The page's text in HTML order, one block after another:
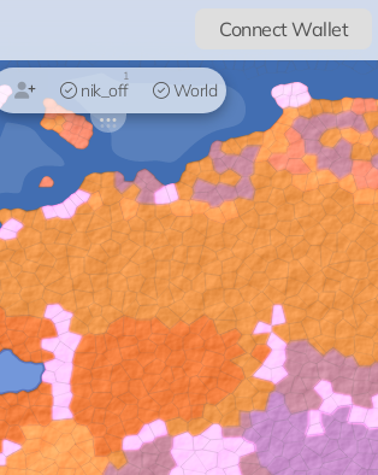
Connect Wallet
nik_off
1
World